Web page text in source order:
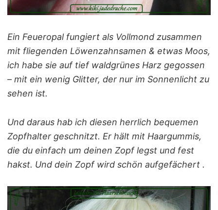
Ein Feueropal fungiert als Vollmond zusammen
mit fliegenden Löwenzahnsamen & etwas Moos,
ich habe sie auf tief waldgrünes Harz gegossen
– mit ein wenig Glitter, der nur im Sonnenlicht zu
sehen ist.
Und daraus hab ich diesen herrlich bequemen
Zopfhalter geschnitzt. Er hält mit Haargummis,
die du einfach um deinen Zopf legst und fest
hakst. Und dein Zopf wird schön aufgefächert .